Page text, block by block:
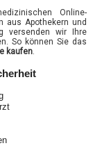
Online-
aus Apothekern und
versenden wir Ihre
So können Sie das
kaufen.